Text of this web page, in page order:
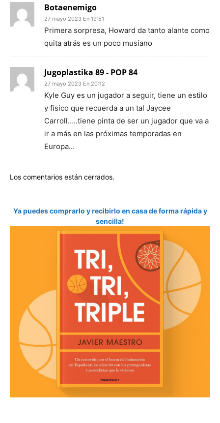
Botaenemigo
27 mayo 2023 En 19:51
Primera sorpresa, Howard da tanto alante como
quita atrás es un poco musiano
Jugoplastika 89 - POP 84
27 mayo 2023 En 20:12
Kyle Guy es un jugador a seguir, tiene un estilo
y físico que recuerda a un tal Jaycee
Carroll…..tiene pinta de ser un jugador que va a
ir a más en las próximas temporadas en
Europa…
Los comentarios están cerrados.
Ya puedes comprarlo y recibirlo en casa de forma rápida y
sencilla!